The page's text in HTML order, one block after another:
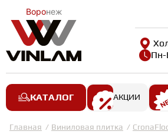
Воронеж
Пн-
КАТАЛОГ АКЦИИ
Главная Виниловая плитка